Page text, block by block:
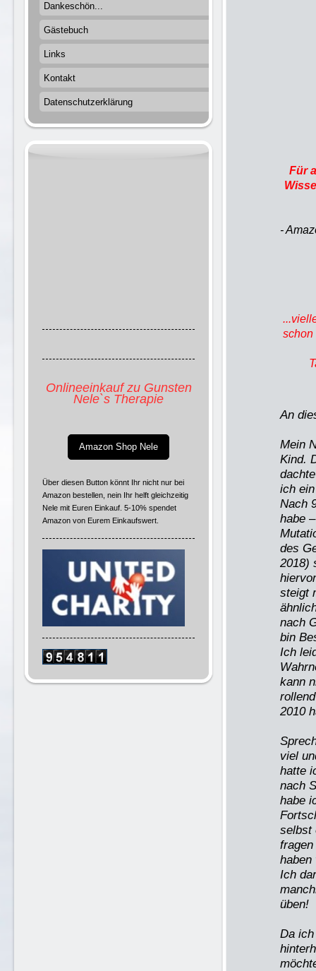
Für
-
schon
An
Mein
Kind.
ich
Nach
habe
des
2018)
steigt
nach
bin
Ich
kann
2010
viel
hatte
nach
habe
selbst
Ich
üben!
Da
Dankeschön...
Gästebuch
Links
Kontakt
Datenschutzerklärung
Onlineeinkauf zu Gunsten
Nele`s Therapie
Amazon Shop Nele
Über diesen Button könnt Ihr nicht nur bei
Amazon bestellen, nein Ihr helft gleichzeitig
Nele mit Euren Einkauf. 5-10% spendet
Amazon von Eurem Einkaufswert.